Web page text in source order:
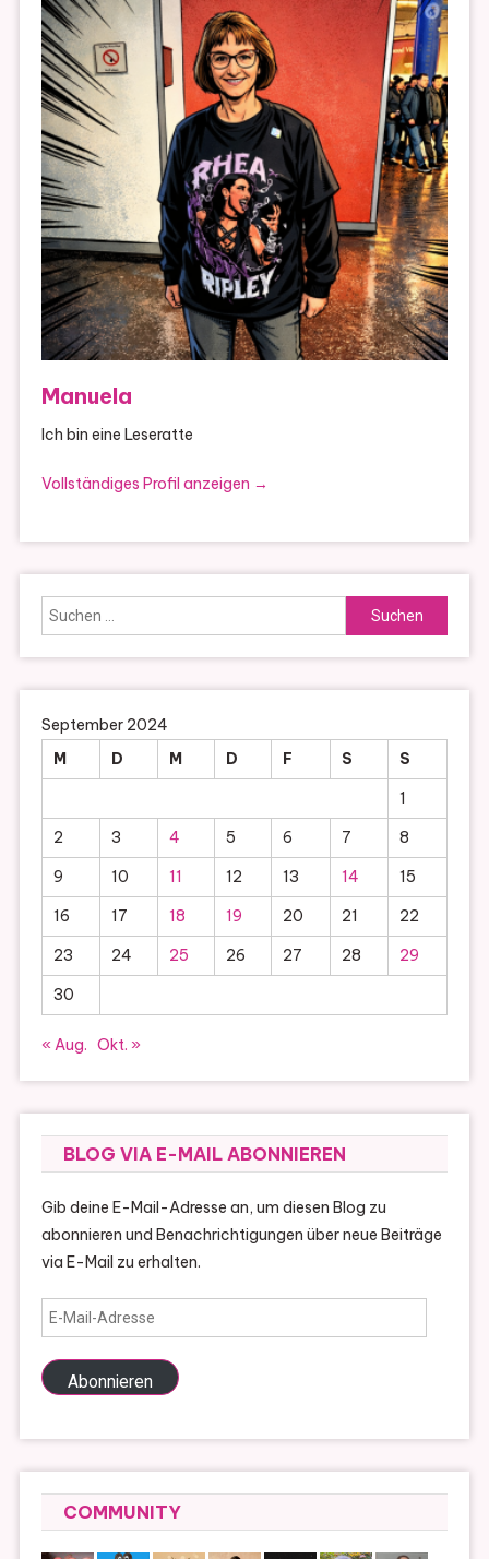
Manuela
Ich bin eine Leseratte
Vollständiges Profil anzeigen →
Suchen
nach:
September 2024
M
D M D F S
S
1
2
3 4 5 6 7
8
9
10 11 12 13 14
15
16
17 18 19 20 21
22
23
24 25 26 27 28
29
30
« Aug. Okt. »
BLOG VIA E-MAIL ABONNIEREN
Gib deine E-Mail-Adresse an, um diesen Blog zu
abonnieren und Benachrichtigungen über neue Beiträge
via E-Mail zu erhalten.
E-
Mail-
Adresse
Abonnieren
COMMUNITY